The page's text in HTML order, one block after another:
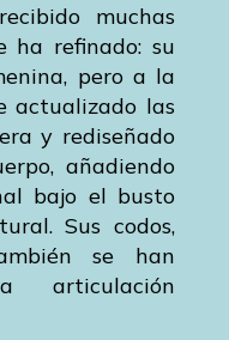
muchas
ha refinado: su
pero a la
actualizado las
y rediseñado
añadiendo
bajo el busto
Sus codos,
se han
articulación